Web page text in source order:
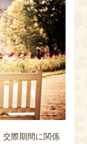
交際期間に関係